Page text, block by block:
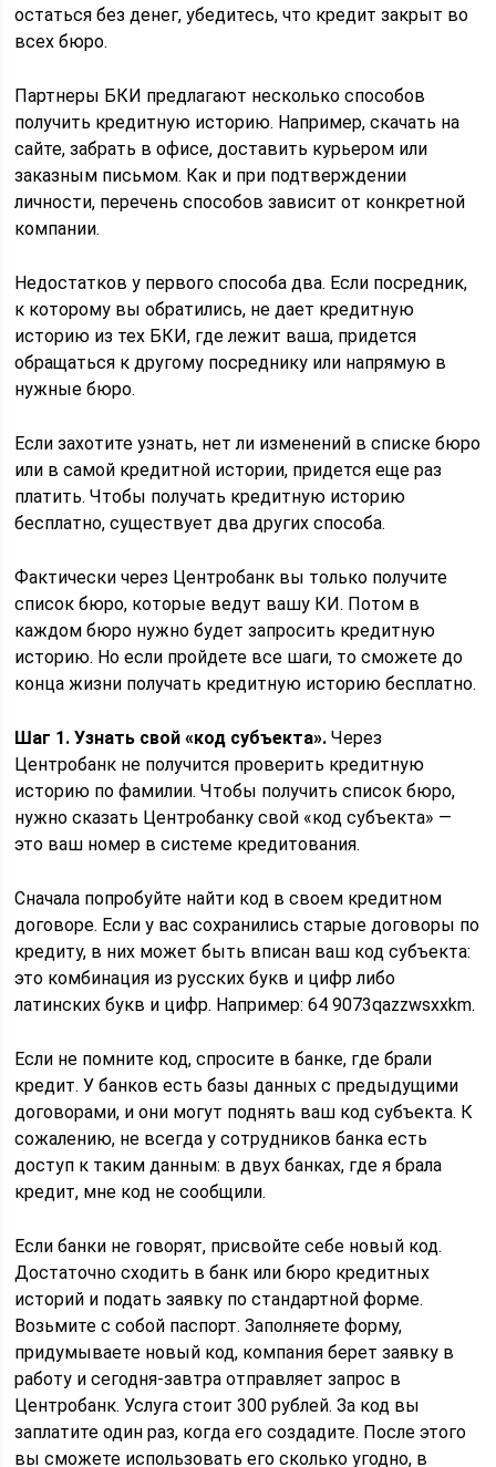
остаться без денег, убедитесь, что кредит закрыт во
всех бюро.
Партнеры БКИ предлагают несколько способов
получить кредитную историю. Например, скачать на
сайте, забрать в офисе, доставить курьером или
заказным письмом. Как и при подтверждении
личности, перечень способов зависит от конкретной
компании.
Недостатков у первого способа два. Если посредник,
к которому вы обратились, не дает кредитную
историю из тех БКИ, где лежит ваша, придется
обращаться к другому посреднику или напрямую в
нужные бюро.
Если захотите узнать, нет ли изменений в списке бюро
или в самой кредитной истории, придется еще раз
платить. Чтобы получать кредитную историю
бесплатно, существует два других способа.
Фактически через Центробанк вы только получите
список бюро, которые ведут вашу КИ. Потом в
каждом бюро нужно будет запросить кредитную
историю. Но если пройдете все шаги, то сможете до
конца жизни получать кредитную историю бесплатно.
Шаг 1. Узнать свой «код субъекта». Через
Центробанк не получится проверить кредитную
историю по фамилии. Чтобы получить список бюро,
нужно сказать Центробанку свой «код субъекта» —
это ваш номер в системе кредитования.
Сначала попробуйте найти код в своем кредитном
договоре. Если у вас сохранились старые договоры по
кредиту, в них может быть вписан ваш код субъекта:
это комбинация из русских букв и цифр либо
латинских букв и цифр. Например: 64 9073qazzwsxxkm.
Если не помните код, спросите в банке, где брали
кредит. У банков есть базы данных с предыдущими
договорами, и они могут поднять ваш код субъекта. К
сожалению, не всегда у сотрудников банка есть
доступ к таким данным: в двух банках, где я брала
кредит, мне код не сообщили.
Если банки не говорят, присвойте себе новый код.
Достаточно сходить в банк или бюро кредитных
историй и подать заявку по стандартной форме.
Возьмите с собой паспорт. Заполняете форму,
придумываете новый код, компания берет заявку в
работу и сегодня-завтра отправляет запрос в
Центробанк. Услуга стоит 300 рублей. За код вы
заплатите один раз, когда его создадите. После этого
вы сможете использовать его сколько угодно, в